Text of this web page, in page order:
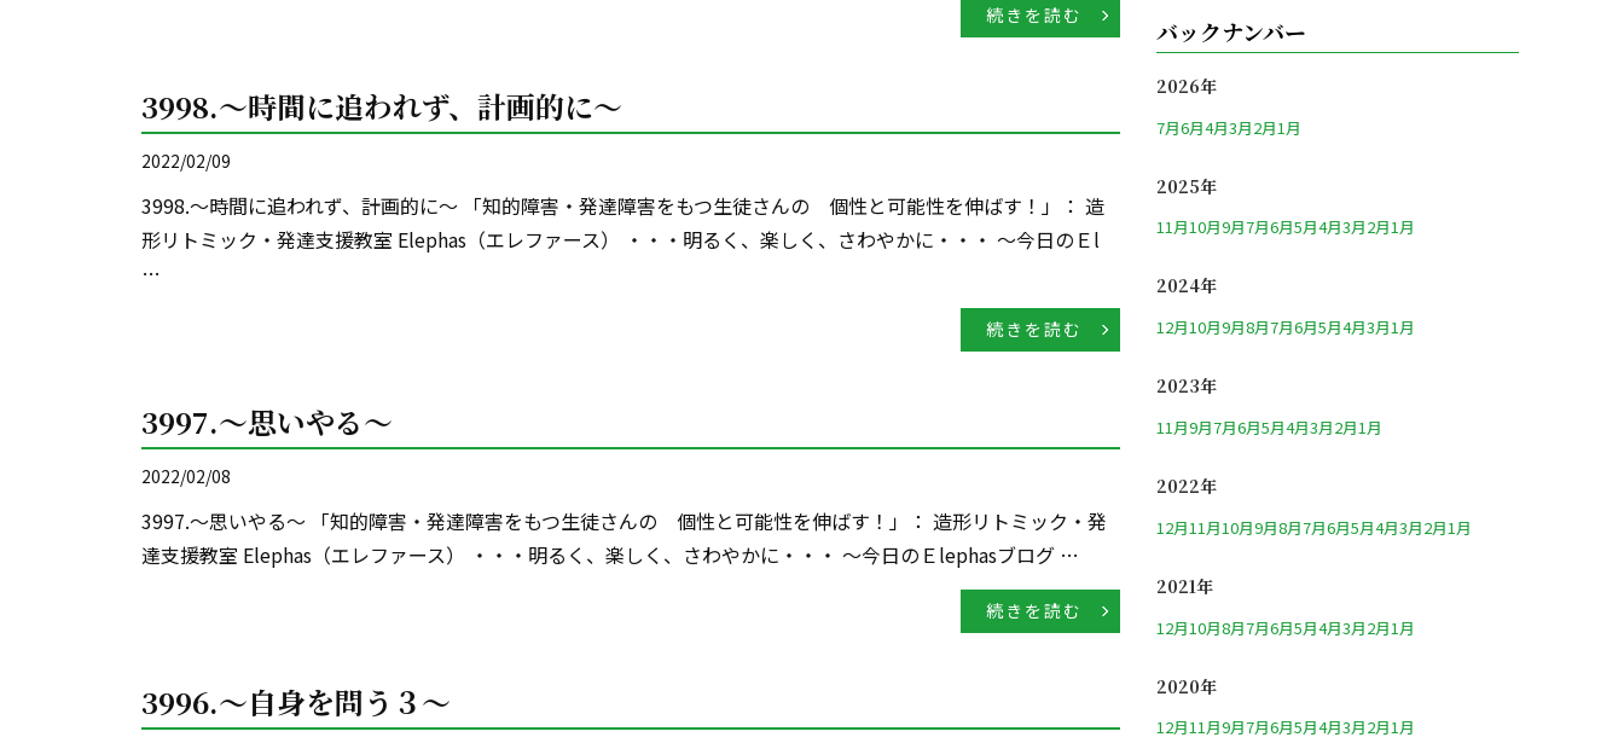
続きを読む
3998.～時間に追われず、計画的に～
2022/02/09
3998.～時間に追われず、計画的に～ 「知的障害・発達障害をもつ生徒さんの 個性と可能性を伸ばす！」： 造
形リトミック・発達支援教室 Elephas（エレファース） ・・・明るく、楽しく、さわやかに・・・ ～今日のＥl
…
続きを読む
3997.～思いやる～
2022/02/08
3997.～思いやる～ 「知的障害・発達障害をもつ生徒さんの 個性と可能性を伸ばす！」： 造形リトミック・発
達支援教室 Elephas（エレファース） ・・・明るく、楽しく、さわやかに・・・ ～今日のＥlephasブログ …
続きを読む
3996.～自身を問う３～
バックナンバー
2026年
7月6月4月3月2月1月
2025年
11月10月9月7月6月5月4月3月2月1月
2024年
12月10月9月8月7月6月5月4月3月1月
2023年
11月9月7月6月5月4月3月2月1月
2022年
12月11月10月9月8月7月6月5月4月3月2月1月
2021年
12月10月8月7月6月5月4月3月2月1月
2020年
12月11月9月7月6月5月4月3月2月1月